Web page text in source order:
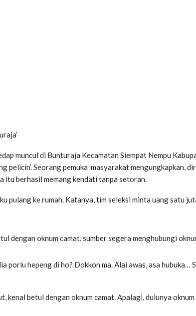
muncul di Bunturaja Kecamatan Siempat Nempu
pelicin’. Seorang pemuka masyarakat
itu berhasil memang kendati tanpa setoran.
pulang ke rumah. Katanya, tim seleksi minta uang satu
dengan oknum camat, sumber segera menghubungi
porlu hepeng di ho? Dokkon ma. Alai awas, asa
kenal betul dengan oknum camat. Apalagi, dulunya